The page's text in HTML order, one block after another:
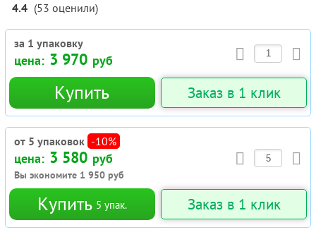
4.4 (53 оценили)
за 1 упаковку
цена: 3 970 руб
Купить Заказ в 1 клик
от 5 упаковок -10%
цена: 3 580 руб
Вы экономите 1 950 руб
Купить 5 упак. Заказ в 1 клик